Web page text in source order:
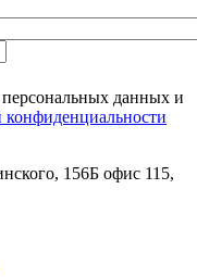
персональных данных и
конфиденциальности
156Б офис 115,